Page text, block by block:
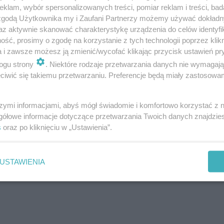
się do udostępnienia zwiedzającym
trasy turystycznej pod centrum miasta,
wykorzystania go jako punktu recepcyjnego.
rozpisując przetarg jednocześnie na projekt
budowę kładki łączącej łaźnię z pozostałą częścią
przez konsorcjum firm projektowych i
na czele oraz pracownią Konior Studio,
wybór spersonalizowanych treści, pomiar reklam i treści,
Użytkownika my i Zaufani Partnerzy możemy używać
aktywnie skanować charakterystykę urządzenia do celów
prosimy o zgodę na korzystanie z tych technologii poprzez
i zawsze możesz ją zmienić/wycofać klikając przycisk ustawień
strony
. Niektóre rodzaje przetwarzania danych nie
się takiemu przetwarzaniu. Preferencje będą miały
informacjami, abyś mógł świadomie i komfortowo korzystać z
informacje dotyczące przetwarzania Twoich danych
oraz po kliknięciu w „Ustawienia”.
USTAWIENIA